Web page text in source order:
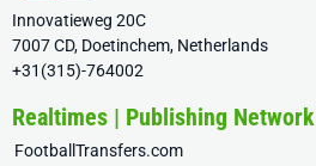
Innovatieweg 20C
7007 CD, Doetinchem, Netherlands
+31(315)-764002
Realtimes | Publishing Network
FootballTransfers.com